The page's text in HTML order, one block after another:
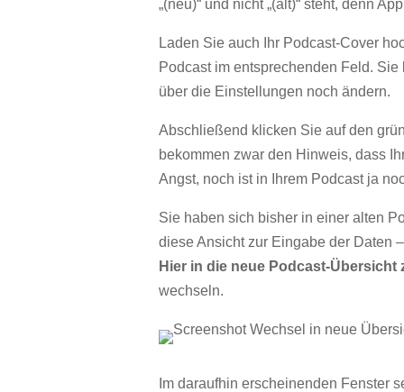
„(neu)“ und nicht „(alt)“ steht, denn
Laden Sie auch Ihr Podcast-Cover
Podcast im entsprechenden Feld.
über die Einstellungen noch ändern.
Abschließend klicken Sie auf den
bekommen zwar den Hinweis, dass
Angst, noch ist in Ihrem Podcast ja
Sie haben sich bisher in einer alten
diese Ansicht zur Eingabe der Daten
Hier in die neue Podcast-
wechseln.
Im daraufhin erscheinenden Fenster